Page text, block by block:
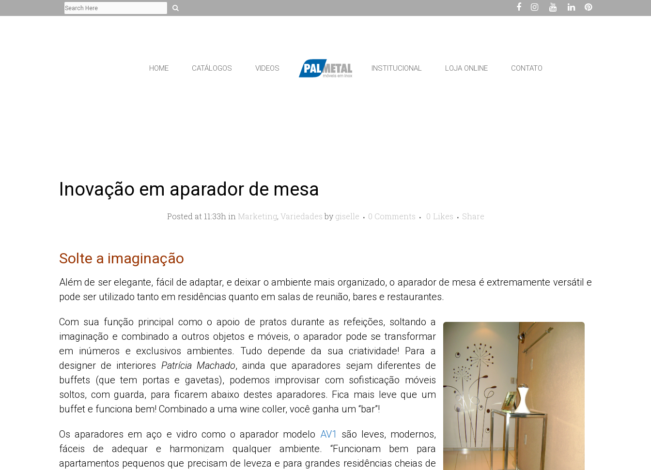
HOME CATÁLOGOS VIDEOS INSTITUCIONAL LOJA ONLINE CONTATO
Inovação em aparador de mesa
Posted at 11:33hin Marketing, Variedades by giselle 0 Comments 0 Likes Share
Solte a imaginação
Além de ser elegante, fácil de adaptar, e deixar o ambiente mais organizado, o aparador de mesa é extremamente versátil e
pode ser utilizado tanto em residências quanto em salas de reunião, bares e restaurantes.
Com sua função principal como o apoio de pratos durante as refeições, soltando a
imaginação e combinado a outros objetos e móveis, o aparador pode se transformar
em inúmeros e exclusivos ambientes. Tudo depende da sua criatividade! Para a
designer de interiores Patrícia Machado, ainda que aparadores sejam diferentes de
buffets (que tem portas e gavetas), podemos improvisar com sofisticação móveis
soltos, com guarda, para ficarem abaixo destes aparadores. Fica mais leve que um
buffet e funciona bem! Combinado a uma wine coller, você ganha um “bar”!
Os aparadores em aço e vidro como o aparador modelo AV1 são leves, modernos,
fáceis de adequar e harmonizam qualquer ambiente. “Funcionam bem para
apartamentos pequenos que precisam de leveza e para grandes residências cheias de